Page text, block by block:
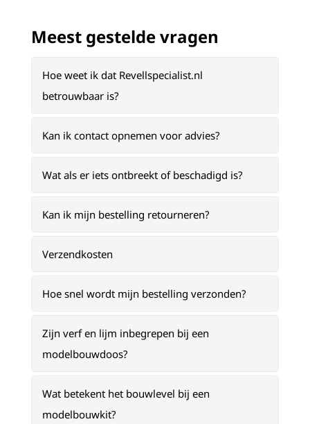
Meest gestelde vragen
Hoe weet ik dat Revellspecialist.nl
betrouwbaar is?
Kan ik contact opnemen voor advies?
Wat als er iets ontbreekt of beschadigd is?
Kan ik mijn bestelling retourneren?
Verzendkosten
Hoe snel wordt mijn bestelling verzonden?
Zijn verf en lijm inbegrepen bij een
modelbouwdoos?
Wat betekent het bouwlevel bij een
modelbouwkit?